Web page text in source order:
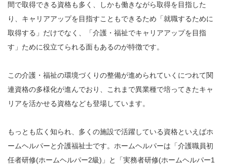
間で取得できる資格も多く、しかも働きながら取得を目指した
り、キャリアアップを目指すこともできるため「就職するために
取得する」だけでなく、「介護・福祉でキャリアアップを目指
す」ために役立てられる面もあるのが特徴です。
この介護・福祉の環境づくりの整備が進められていくにつれて関
連資格の多様化が進んでおり、これまで異業種で培ってきたキャ
リアを活かせる資格なども登場しています。
もっとも広く知られ、多くの施設で活躍している資格といえばホ
ームヘルパーと介護福祉士です。ホームヘルパーは「介護職員初
任者研修(ホームヘルパー2級)」と「実務者研修(ホームヘルパー1